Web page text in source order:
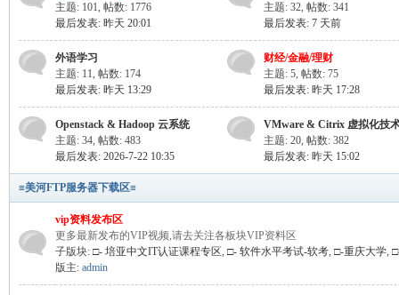
线
主题: 101, 帖数: 1776
最后发表: 昨天 20:01
主题: 32, 帖数: 341
最后发表: 7 天前
外语学习
主题: 11, 帖数: 174
最后发表: 昨天 13:29
财经/金融/理财
主题: 5, 帖数: 75
最后发表: 昨天 17:28
Openstack & Hadoop 云系统
主题: 34, 帖数: 483
最后发表: 2026-7-22 10:35
VMware & Citrix 虚拟化技
主题: 20, 帖数: 382
最后发表: 昨天 15:02
≡美河FTP服务器下载区≡
vip资料发布区
更多最新发布的VIP视频,请去关注各板块VIP资料区
子版块: □- 培亚中文IT认证课程专区, □- 软件水平考试-软考, □-重庆大学,
版主: admin